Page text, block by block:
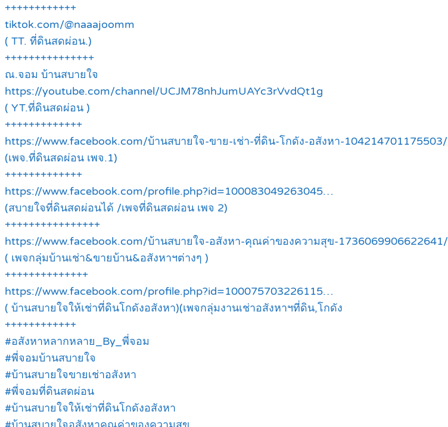
++++++++++++
tiktok.com/@naaajoomm
( TT. ที่ดินสดผ่อน.)
+++++++++++++++
ณ.จอม บ้านสบายใจ
https://youtube.com/channel/UCJM78nhJumUAYc3rVvdQt1g
( YT.ที่ดินสดผ่อน )
+++++++++++++
https://www.facebook.com/บ้านสบายใจ-ขาย-เช่า-ที่ดิน-โกดัง-อสังหา-104214701175503/
(เพจ.ที่ดินสดผ่อน เพจ.1)
+++++++++++++
https://www.facebook.com/profile.php?id=100083049263045…
(สบายใจที่ดินสดผ่อนได้ /เพจที่ดินสดผ่อน เพจ 2)
++++++++++++++++
https://www.facebook.com/บ้านสบายใจ-อสังหา-คุณค่าของความสุข-1736069906622641/
( เพจกลุ่มบ้านเช่า&ขายบ้าน&อสังหาฯต่างๆ )
++++++++++++++
https://www.facebook.com/profile.php?id=100075703226115…
( บ้านสบายใจให้เช่าที่ดินโกดังอสังหา)(เพจกลุ่มงานเช่าอสังหาฯที่ดิน,โกดัง
++++++++++++
#อสังหาหลากหลาย_By_พี่จอม
#พี่จอมบ้านสบายใจ
#บ้านสบายใจขายเช่าอสังหา
#พี่จอมที่ดินสดผ่อน
#บ้านสบายใจให้เช่าที่ดินโกดังอสังหา